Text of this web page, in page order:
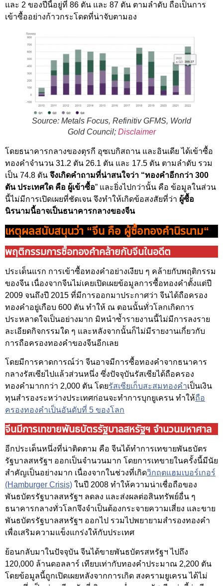
และ 2 ของปีนี้อยู่ที่ 86 ตัน และ 87 ตัน ตามลำดับ ถือเป็นการ
เข้าซื้ออย่างก้าวกระโดดที่น่าจับตามอง
Source: Metals Focus, Refinitiv GFMS, World
Gold Council; Disclaimer
โดยธนาคารกลางของตุรกี อุซเบกิสถาน และอินเดีย ได้เข้าซื้อ
ทองคำจำนวน 31.2 ตัน 26.1 ตัน และ 17.5 ตัน ตามลำดับ รวม
เป็น 74.8 ตัน จึงเกิดคำถามที่น่าสนใจว่า “ทองคำอีกกว่า 300
ตัน ประเทศใด คือ ผู้เข้าซื้อ” และยิ่งไปกว่านั้น คือ ข้อมูลในส่วน
นี้ไม่มีการเปิดเผยที่ชัดเจน จึงทำให้เกิดข้อสงสัยที่ว่า ผู้ซื้อ
นิรนามนี้อาจเป็นธนาคารกลางของจีน
เหตุผลสนับสนุนว่า “จีน คือ ผู้ซื้อทองคำนิรนาม“
พฤติกรรมการซื้อทองคำคล้ายกับจีนในอดีต
ประเด็นแรก การเข้าซื้อทองคำอย่างเงียบ ๆ คล้ายกับพฤติกรรม
ของจีน เนื่องจากจีนไม่เคยเปิดเผยข้อมูลการซื้อทองคำตั้งแต่ปี
2009 จนถึงปี 2015 ที่มีการออกมาประกาศว่า จีนได้ถือครอง
ทองคำอยู่เกือบ 600 ตัน ทำให้ ณ ตอนนั้นทั่วโลกเกิดการ
ประหลาดใจเป็นอย่างมาก มิหนำซ้ำรายงานนี้ไม่มีการลงราย
ละเอียดกิจกรรมใด ๆ และหลังจากนั้นก็ไม่มีรายงานเกี่ยวกับ
การถือครองทองคำของจีนอีกเลย
โดยมีการคาดการณ์ว่า จีนอาจมีการซื้อทองคำจากธนาคาร
กลางรัสเซียไปแล้วส่วนหนึ่ง ซึ่งปัจจุบันรัสเซียได้ถือครอง
ทองคำมากกว่า 2,000 ตัน โดยรัสเซียเก็บสะสมทองคำเป็นเงิน
ทุนสำรองระหว่างประเทศก่อนจะทำการบุกยูเครน ทำให้ถือ
ครองทองคำเป็นอันดับที่ 5 ของโลก
จีนมีการเทขายพันธบัตรรัฐบาลสหรัฐฯ จำนวนมหาศาล
อีกประเด็นหนึ่งที่น่าติดตาม คือ จีนได้ทำการเทขายพันธบัตร
รัฐบาลสหรัฐฯ ออกเป็นจำนวนมาก โดยการเทขายในครั้งนี้มีนัย
สำคัญเป็นอย่างมาก เนื่องจากในช่วงที่เกิดวิกฤตแฮมเบอร์เกอร์
(Hamburger Crisis) ในปี 2008 ทำให้ความน่าเชื่อถือของ
พันธบัตรรัฐบาลสหรัฐฯ ลดลง และส่งผลต่อสินทรัพย์อื่น ๆ
ธนาคารกลางทั่วโลกจึงจำเป็นต้องกระจายความเสี่ยง และขาย
พันธบัตรรัฐบาลสหรัฐฯ ออกไป รวมไปพยายามสำรองทองคำ
เพื่อเสริมความแข็งแกร่งให้กับประเทศ
ย้อนกลับมาในปัจจุบัน จีนได้ขายพันธบัตรสหรัฐฯ ไปถึง
120,000 ล้านดอลลาร์ เทียบเท่ากับทองคำประมาณ 2,200 ตัน
โดยข้อมูลนี้ถูกเปิดเผยหลังจากการเกิด สงครามยูเครน ได้ไม่